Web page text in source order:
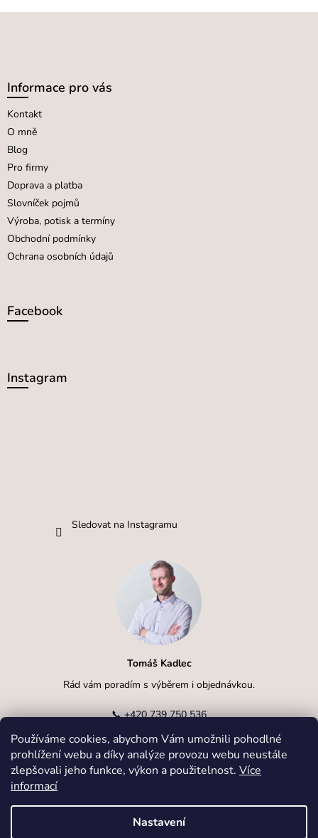
Používáme cookies, abychom Vám umožnili pohodlné
prohlížení webu a díky analýze provozu webu neustále
zlepšovali jeho funkce, výkon a použitelnost. Více
informací
Nastavení
Informace pro vás
Kontakt
O mně
Blog
Pro firmy
Doprava a platba
Slovníček pojmů
Výroba, potisk a termíny
Obchodní podmínky
Ochrana osobních údajů
Facebook
Instagram
Sledovat na Instagramu
Tomáš Kadlec
Rád vám poradím s výběrem i objednávkou.
📞+420 739 750 536
✉️info@kadlcak.cz
Vytvořil Shoptet